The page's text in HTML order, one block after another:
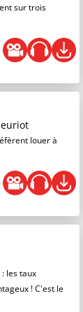
sur trois
louer à
les taux
! C'est le